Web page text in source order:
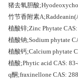
猪去氧胆酸
竹节香附素
植酸锌;Zinc Phytate
植酸钠;Sodium phytate
植酸钙;Calcium phytate
植酸;Phytic acid CAS:
q酮;fraxinellone CAS: